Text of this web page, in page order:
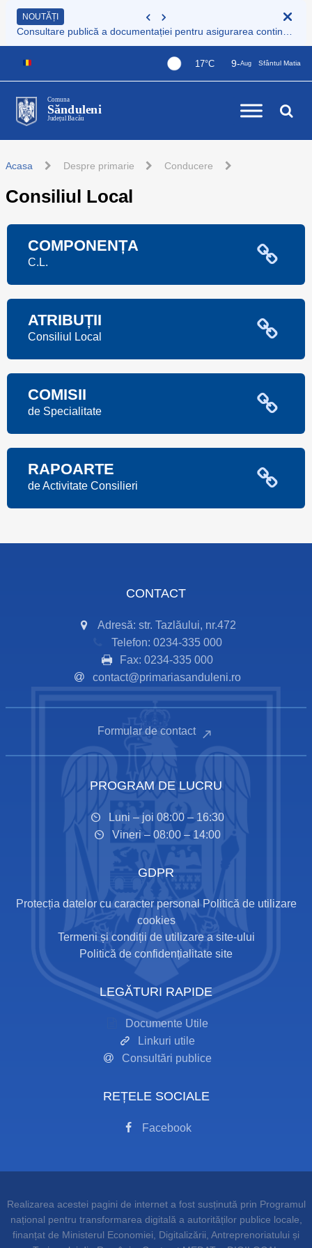
NOUTĂȚI
17°C 9-Aug Sfântul Matia
Comuna
Sănduleni
Județul Bacău
Acasa Despre primarie Conducere
Consiliul Local
COMPONENȚA
C.L.
ATRIBUȚII
Consiliul Local
COMISII
de Specialitate
RAPOARTE
de Activitate Consilieri
CONTACT
Adresă: str. Tazlăului, nr.472
Telefon: 0234-335 000
Fax: 0234-335 000
contact@primariasanduleni.ro
Formular de contact
PROGRAM DE LUCRU
Luni – joi 08:00 – 16:30
Vineri – 08:00 – 14:00
GDPR
Protecția datelor cu caracter personal
Politică de utilizare
cookies
Termeni și condiții de utilizare a site-ului
Politică de confidențialitate site
LEGĂTURI RAPIDE
Documente Utile
Linkuri utile
Consultări publice
REȚELE SOCIALE
Facebook
Realizarea acestei pagini de internet a fost susținută prin Programul
național pentru transformarea digitală a autorităților publice locale,
finanțat de Ministerul Economiei, Digitalizării, Antreprenoriatului și